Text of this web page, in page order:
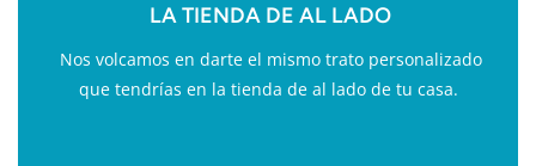
LA TIENDA DE AL LADO
Nos volcamos en darte el mismo trato personalizado
que tendrías en la tienda de al lado de tu casa.